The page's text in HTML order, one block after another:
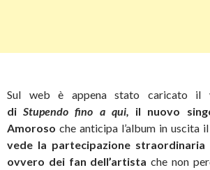
Sul web è appena stato caricato il
diStupendo fino a qui, il nuovo
Amoroso che anticipa l’album in uscita il
vede la partecipazione straordinaria
ovvero dei fan dell’artista che non